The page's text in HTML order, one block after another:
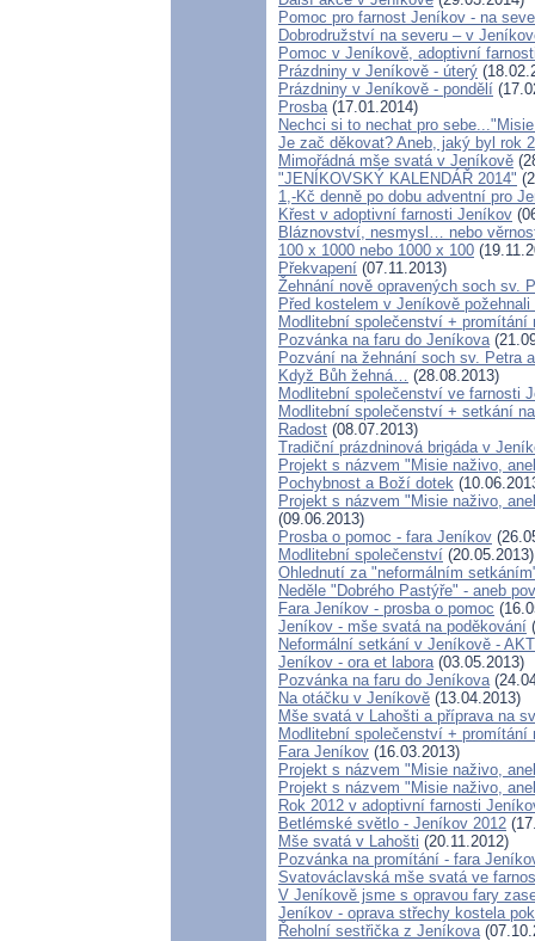
Pomoc pro farnost Jeníkov - na
Dobrodružství na severu – v
Pomoc v Jeníkově, adoptivní
Prázdniny v Jeníkově - úterý
Prázdniny v Jeníkově - pondělí
Prosba (17.01.2014)
Nechci si to nechat pro
Je zač děkovat? Aneb, jaký byl rok
Mimořádná mše svatá v Jeníkově
"JENÍKOVSKÝ KALENDÁŘ 2014"
1,-Kč denně po dobu adventní pro
Křest v adoptivní farnosti Jeníkov
Bláznovství, nesmysl… nebo
100 x 1000 nebo 1000 x 100
Překvapení (07.11.2013)
Žehnání nově opravených soch sv.
Před kostelem v Jeníkově
Modlitební společenství + promítání
Pozvánka na faru do Jeníkova
Pozvání na žehnání soch sv. Petra
Když Bůh žehná…
(28.08.2013)
Modlitební společenství ve farnosti
Modlitební společenství + setkání
Radost (08.07.2013)
Tradiční prázdninová brigáda v
Projekt s názvem "Misie naživo,
Pochybnost a Boží dotek
Projekt s názvem "Misie naživo,
(09.06.2013)
Prosba o pomoc - fara Jeníkov
Modlitební společenství (20.05.2013)
Ohlednutí za "neformálním
Neděle "Dobrého Pastýře" - aneb
Fara Jeníkov - prosba o pomoc
Jeníkov - mše svatá na poděkování
Neformální setkání v Jeníkově -
Jeníkov - ora et labora (03.05.2013)
Pozvánka na faru do Jeníkova
Na otáčku v Jeníkově (13.04.2013)
Mše svatá v Lahošti a příprava na
Modlitební společenství + promítání
Fara Jeníkov (16.03.2013)
Projekt s názvem "Misie naživo,
Projekt s názvem "Misie naživo,
Rok 2012 v adoptivní farnosti
Betlémské světlo - Jeníkov 2012
Mše svatá v Lahošti (20.11.2012)
Pozvánka na promítání - fara
Svatováclavská mše svatá ve
V Jeníkově jsme s opravou fary
Jeníkov - oprava střechy kostela
Řeholní sestřička z Jeníkova